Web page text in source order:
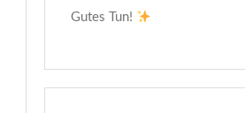
Gutes Tun!